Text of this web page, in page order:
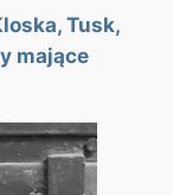
Tusk,
mające